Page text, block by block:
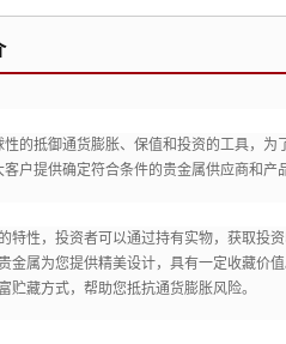
的抵御通货膨胀、 保值和投资的工具， 为
户提供确定符合条件的贵金属供应商和产
特性，投资者可以通过持有实物，获取投资
金属为您提供精美设计，具有一定收藏价值
贮藏方式，帮助您抵抗通货膨胀风险。